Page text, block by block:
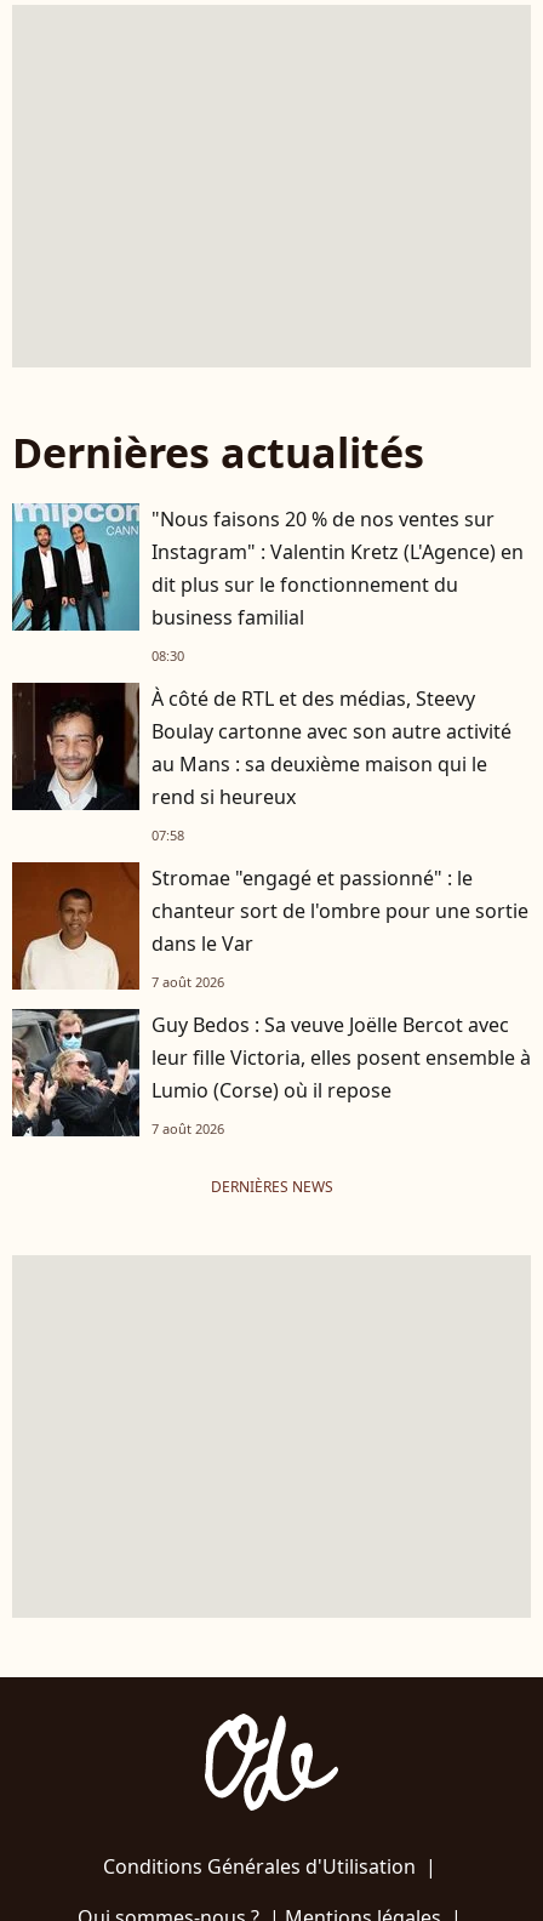
Dernières actualités
"Nous faisons 20 % de nos ventes sur
Instagram" : Valentin Kretz (L'Agence) en
dit plus sur le fonctionnement du
business familial
08:30
À côté de RTL et des médias, Steevy
Boulay cartonne avec son autre activité
au Mans : sa deuxième maison qui le
rend si heureux
07:58
Stromae "engagé et passionné" : le
chanteur sort de l'ombre pour une sortie
dans le Var
7 août 2026
Guy Bedos : Sa veuve Joëlle Bercot avec
leur fille Victoria, elles posent ensemble à
Lumio (Corse) où il repose
7 août 2026
DERNIÈRES NEWS
Conditions Générales d'Utilisation |